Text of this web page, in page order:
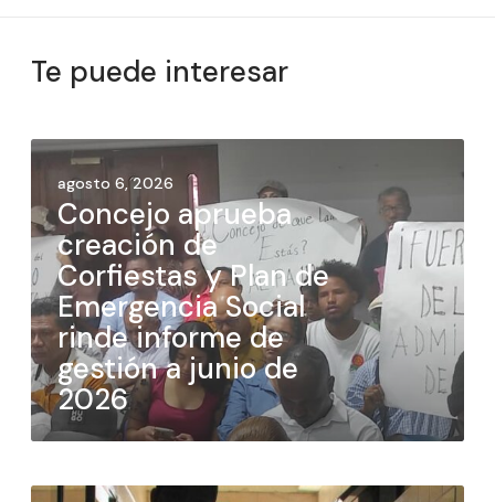
Te puede interesar
agosto 6, 2026
Concejo aprueba
creación de
Corfiestas y Plan de
Emergencia Social
rinde informe de
gestión a junio de
2026